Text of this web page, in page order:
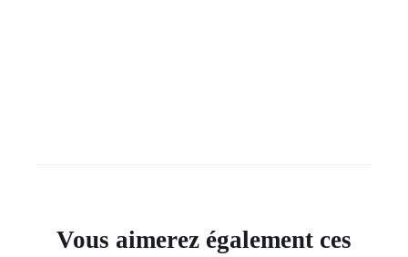
Vous aimerez également ces